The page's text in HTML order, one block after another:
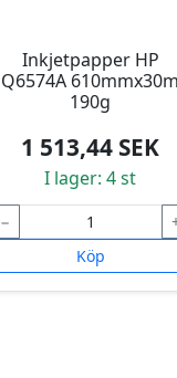
Inkjetpapper HP
Q6574A
190g
1 513,44 SEK
I lager: 4 st
−
Köp